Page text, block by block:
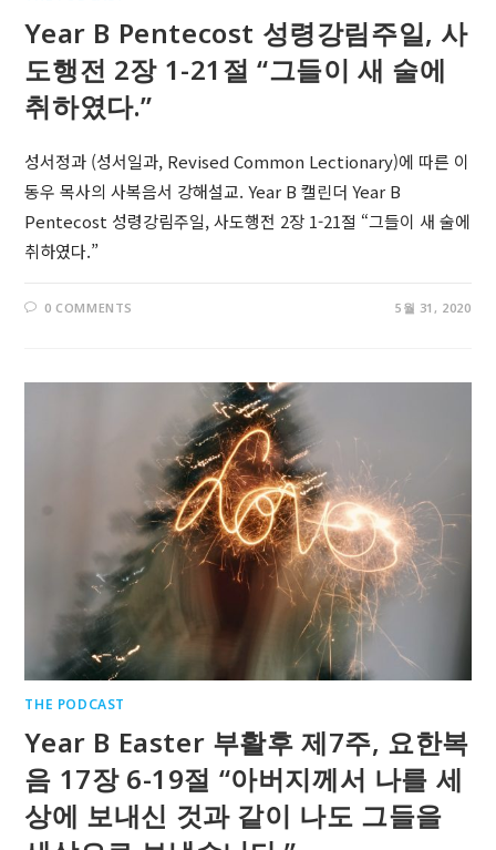
Year B Pentecost 성령강림주일, 사
도행전 2장 1-21절 “그들이 새 술에
취하였다.”
성서정과 (성서일과, Revised Common Lectionary)에 따른 이
동우 목사의 사복음서 강해설교. Year B 캘린더 Year B
Pentecost 성령강림주일, 사도행전 2장 1-21절 “그들이 새 술에
취하였다.”
0 COMMENTS 5월 31, 2020
THE PODCAST
Year B Easter 부활후 제7주, 요한복
음 17장 6-19절 “아버지께서 나를 세
상에 보내신 것과 같이 나도 그들을